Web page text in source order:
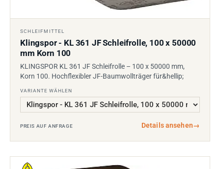
SCHLEIFMITTEL
Klingspor - KL 361 JF Schleifrolle, 100 x 50000
mm Korn 100
KLINGSPOR KL 361 JF Schleifrolle – 100 x 50000 mm,
Korn 100. Hochflexibler JF-Baumwollträger für&hellip;
VARIANTE WÄHLEN
PREIS AUF ANFRAGE Details ansehen→